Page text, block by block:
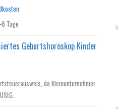
Tage
Geburtshoroskop Kinder
da Kleinunternehmer